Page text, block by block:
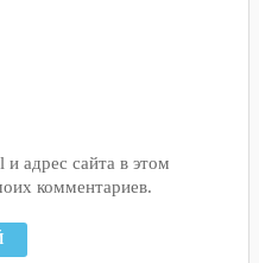
адрес сайта в этом
комментариев.